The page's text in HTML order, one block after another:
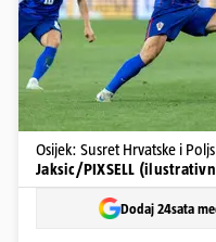
Osijek: Susret Hrvatske i
Jaksic/PIXSELL
Dodaj 24sata